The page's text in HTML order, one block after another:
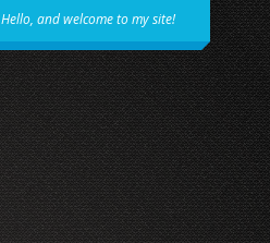
Hello, and welcome to my site!